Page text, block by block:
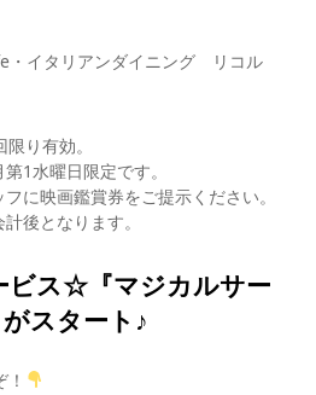
・イタリアンダイニング リコル
り有効。
1水曜日限定です。
に映画鑑賞券をご提示ください。
後となります。
ビス☆『マジカルサー
スタート♪